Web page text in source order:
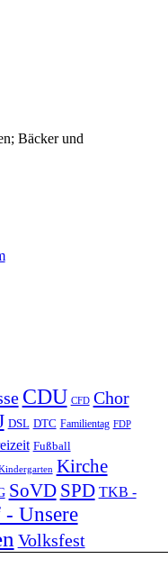
Bäcker und
CDU CFD Chor
DSL DTC Familientag FDP
Fußball
Kirche
SoVD SPD TKB -
Unsere
Volksfest